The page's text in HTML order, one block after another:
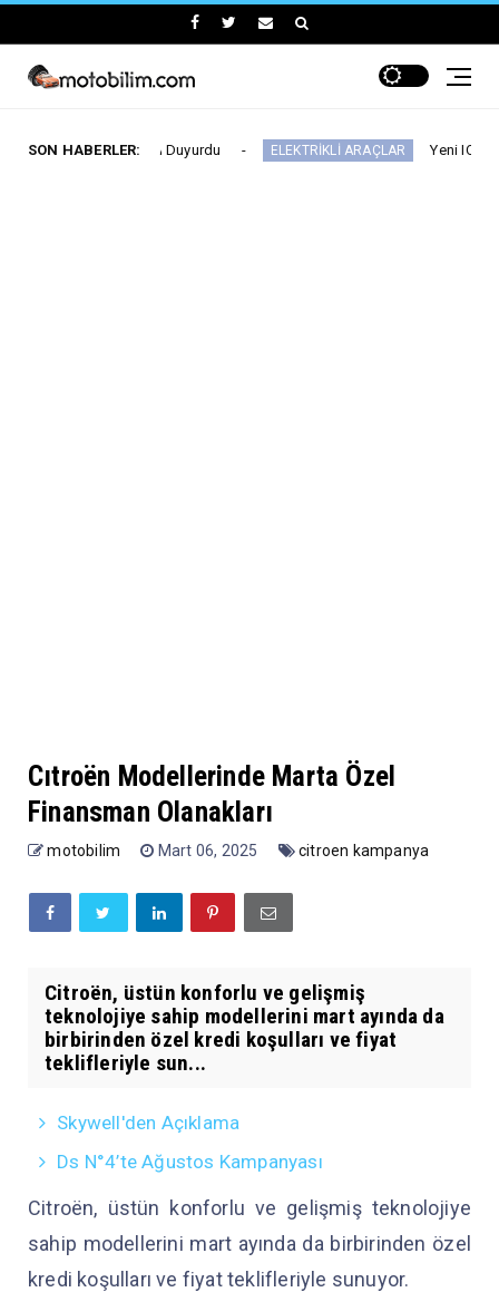
SON HABERLER:
Fiyatlarını Duyurdu ELEKTRİKLİ ARAÇLAR Yeni IONIQ6, 680 km
Cıtroën Modellerinde Marta Özel
Finansman Olanakları
motobilim Mart 06, 2025 citroen kampanya
Citroën, üstün konforlu ve gelişmiş
teknolojiye sahip modellerini mart ayında da
birbirinden özel kredi koşulları ve fiyat
teklifleriyle sun...
Skywell'den Açıklama
Ds N°4’te Ağustos Kampanyası
Citroën, üstün konforlu ve gelişmiş teknolojiye
sahip modellerini mart ayında da birbirinden özel
kredi koşulları ve fiyat teklifleriyle sunuyor.